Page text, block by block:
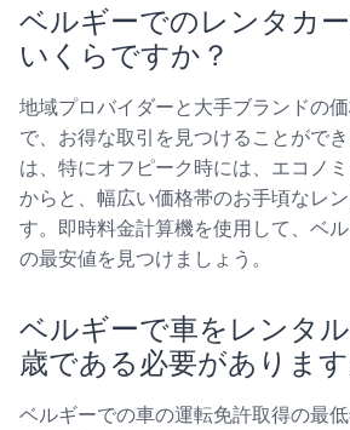
ベルギーでのレンタカ
いくらですか？
地域プロバイダーと大手ブランドの
で、お得な取引を見つけることがで
は、特にオフピーク時には、エコノ
からと、幅広い価格帯のお手頃なレ
す。即時料金計算機を使用して、ベ
の最安値を見つけましょう。
ベルギーで車をレンタ
歳である必要があります
ベルギーでの車の運転免許取得の最